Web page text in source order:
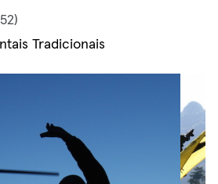
Tradicionais